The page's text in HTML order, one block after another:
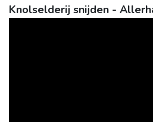
Knolselderij snijden -